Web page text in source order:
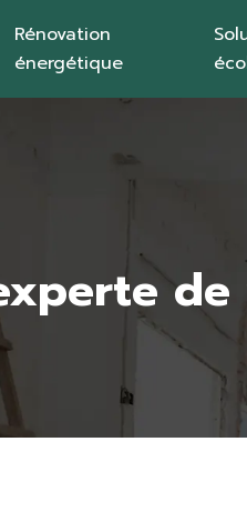
Rénovation
énergétique